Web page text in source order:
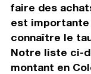
faire des
est
connaître le
Notre liste ci-
montant en